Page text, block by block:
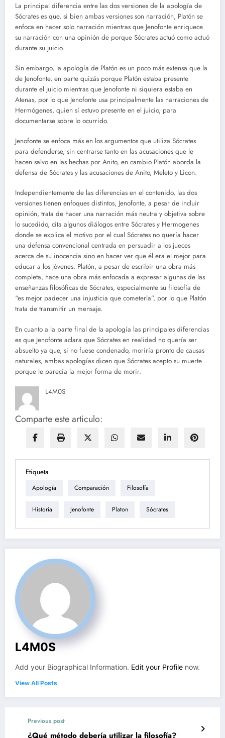
La principal diferencia entre las dos versiones de la apología de
Sócrates es que, si bien ambas versiones son narración, Platón se
enfoca en hacer solo narración mientras que Jenofonte enriquece
su narración con una opinión de porque Sócrates actuó como actuó
durante su juicio.
Sin embargo, la apología de Platón es un poco más extensa que la
de Jenofonte, en parte quizás porque Platón estaba presente
durante el juicio mientras que Jenofonte ni siquiera estaba en
Atenas, por lo que Jenofonte usa principalmente las narraciones de
Hermógenes, quien sí estuvo presente en el juicio, para
documentarse sobre lo ocurrido.
Jenofonte se enfoca más en los argumentos que utiliza Sócrates
para defenderse, sin centrarse tanto en las acusaciones que le
hacen salvo en las hechas por Anito, en cambio Platón aborda la
defensa de Sócrates y las acusaciones de Anito, Meleto y Licon.
Independientemente de las diferencias en el contenido, las dos
versiones tienen enfoques distintos, Jenofonte, a pesar de incluir
opinión, trata de hacer una narración más neutra y objetiva sobre
lo sucedido, cita algunos diálogos entre Sócrates y Hermogenes
donde se explica el motivo por el cual Sócrates no quería hacer
una defensa convencional centrada en persuadir a los jueces
acerca de su inocencia sino en hacer ver que él era el mejor para
educar a los jóvenes. Platón, a pesar de escribir una obra más
completa, hace una obra más enfocada a expresar algunas de las
enseñanzas filosóficas de Sócrates, especialmente su filosofía de
“es mejor padecer una injusticia que cometerla”, por lo que Platón
trata de transmitir un mensaje.
En cuanto a la parte final de la apología las principales diferencias
es que Jenofonte aclara que Sócrates en realidad no quería ser
absuelto ya que, si no fuese condenado, moriría pronto de causas
naturales, ambas apologías dicen que Sócrates acepto su muerte
porque le parecía la mejor forma de morir.
L4M0S
Comparte este articulo:
Etiqueta
Apología Comparación Filosofía
Historia Jenofonte Platon Sócrates
L4M0S
Add your Biographical Information. Edit your Profile now.
View All Posts
Previous post
¿Qué método debería utilizar la filosofía?